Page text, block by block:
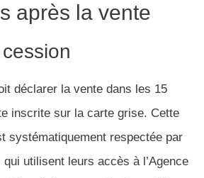
après la vente
déclarer la vente dans les 15
inscrite sur la carte grise. Cette
systématiquement respectée par
utilisent leurs accès à l’Agence